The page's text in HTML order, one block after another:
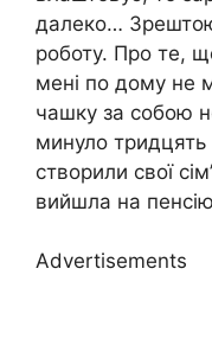
далеко…
роботу. Про те,
мені по дому не
чашку за собою
минуло тридцять
створили свої
вийшла на
Advertisements